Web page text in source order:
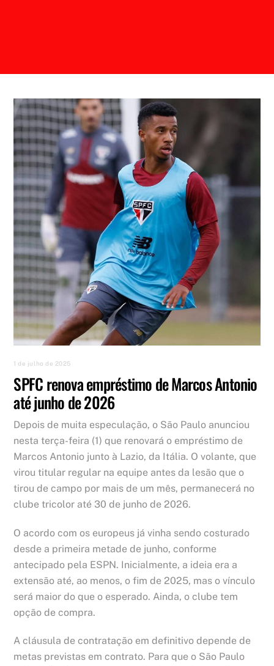
1 de julho de 2025
SPFC renova empréstimo de Marcos Antonio
até junho de 2026
Depois de muita especulação, o São Paulo anunciou
nesta terça-feira (1) que renovará o empréstimo de
Marcos Antonio junto à Lazio, da Itália. O volante, que
virou titular regular na equipe antes da lesão que o
tirou de campo por mais de um mês, permanecerá no
clube tricolor até 30 de junho de 2026.
O acordo com os europeus já vinha sendo costurado
desde a primeira metade de junho, conforme
antecipado pela ESPN. Inicialmente, a ideia era a
extensão até, ao menos, o fim de 2025, mas o vínculo
será maior do que o esperado. Ainda, o clube tem
opção de compra.
A cláusula de contratação em definitivo depende de
metas previstas em contrato. Para que o São Paulo